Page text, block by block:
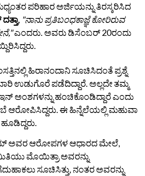
ಪರಿಹಾರ ಅರ್ಜಿಯನ್ನು ತಿರಸ್ಕರಿಸಿದ
"ನಾನು ಪ್ರತಿಬಂಧಕಾಜ್ಞೆ ಕೋರಿರುವ
ಎಂದರು. ಅವರು ಡಿಸೆಂಬರ್ 20ರಂದು
ಹಿರಾನಂದಾನಿ ಸೂಚಿಸಿದಂತೆ ಪ್ರಶ್ನೆ
ಉಡುಗೊರೆ ಪಡೆದಿದ್ದಾರೆ. ಅಲ್ಲದೇ ತಮ್ಮ
ಅಂಶಗಳನ್ನು ಹಂಚಿಕೊಂಡಿದ್ದಾರೆ ಎಂದು
ಆರೋಪಿಸಿದ್ದರು. ಈ ಹಿನ್ನೆಲೆಯಲ್ಲಿ ಮಹುವಾ
ಅವರ ಆರೋಪಗಳ ಆಧಾರದ ಮೇಲೆ,
ಮೊಯಿತ್ರಾ ಅವರನ್ನು
ಸೂಚಿಸಿತ್ತು, ನಂತರ ಅವರನ್ನು